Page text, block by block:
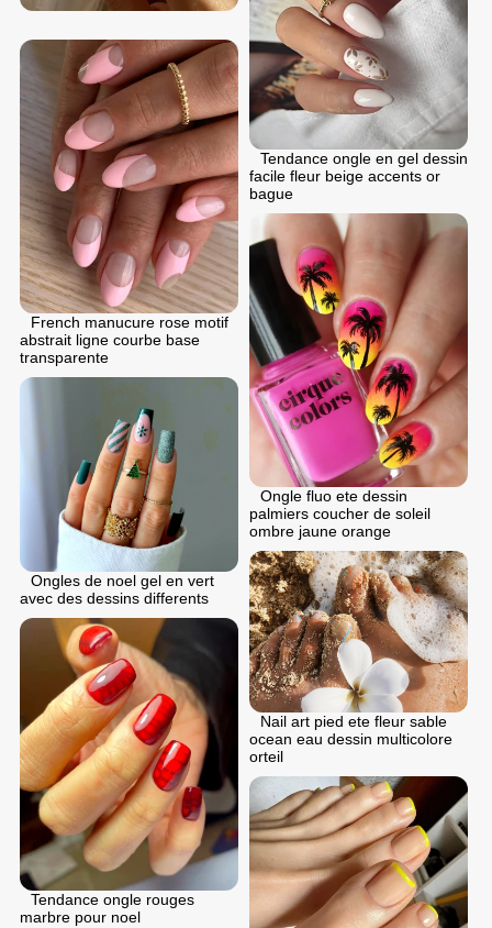
Tendance ongle en gel dessin
facile fleur beige accents or
bague
French manucure rose motif
abstrait ligne courbe base
transparente
Ongle fluo ete dessin
palmiers coucher de soleil
ombre jaune orange
Ongles de noel gel en vert
avec des dessins differents
Nail art pied ete fleur sable
ocean eau dessin multicolore
orteil
Tendance ongle rouges
marbre pour noel